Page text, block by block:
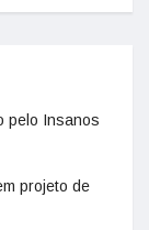
pelo Insanos
projeto de